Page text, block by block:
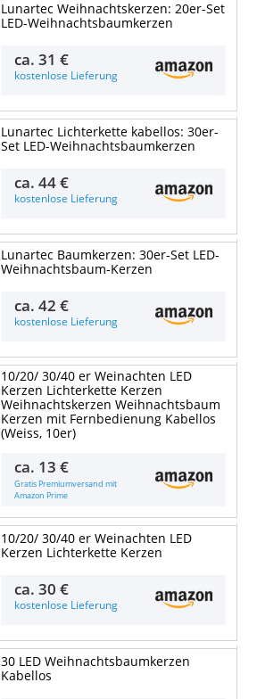
Lunartec Weihnachtskerzen: 20er-Set
LED-Weihnachtsbaumkerzen
ca.31 €
kostenlose Lieferung
Lunartec Lichterkette kabellos: 30er-
Set LED-Weihnachtsbaumkerzen
ca.44 €
kostenlose Lieferung
Lunartec Baumkerzen: 30er-Set LED-
Weihnachtsbaum-Kerzen
ca.42 €
kostenlose Lieferung
10/20/ 30/40 er Weinachten LED
Kerzen Lichterkette Kerzen
Weihnachtskerzen Weihnachtsbaum
Kerzen mit Fernbedienung Kabellos
(Weiss, 10er)
ca. 13 €
Gratis Premiumversand mit
Amazon Prime
10/20/ 30/40 er Weinachten LED
Kerzen Lichterkette Kerzen
ca.30 €
kostenlose Lieferung
30 LED Weihnachtsbaumkerzen
Kabellos